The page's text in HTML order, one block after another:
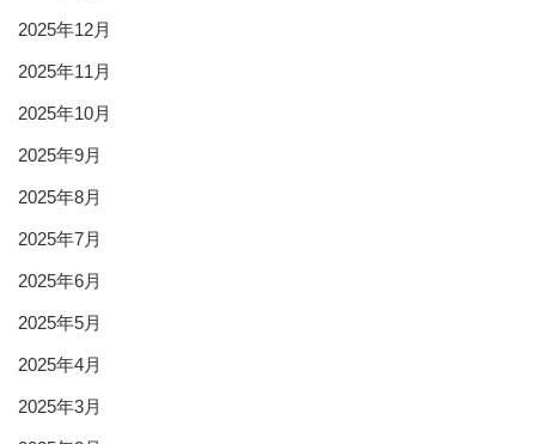
2025年12月
2025年11月
2025年10月
2025年9月
2025年8月
2025年7月
2025年6月
2025年5月
2025年4月
2025年3月